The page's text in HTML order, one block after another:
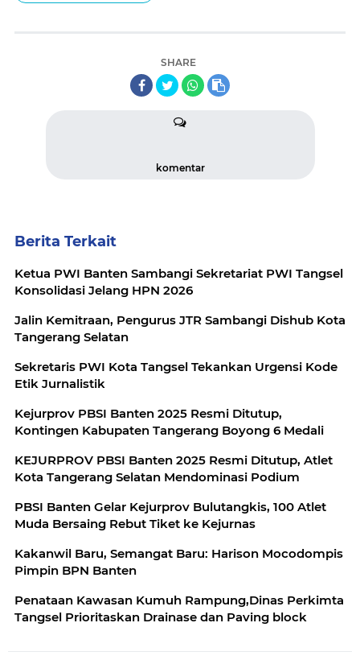
SHARE
komentar
Berita Terkait
Ketua PWI Banten Sambangi Sekretariat PWI Tangsel
Konsolidasi Jelang HPN 2026
Jalin Kemitraan, Pengurus JTR Sambangi Dishub Kota
Tangerang Selatan
Sekretaris PWI Kota Tangsel Tekankan Urgensi Kode
Etik Jurnalistik
Kejurprov PBSI Banten 2025 Resmi Ditutup,
Kontingen Kabupaten Tangerang Boyong 6 Medali
KEJURPROV PBSI Banten 2025 Resmi Ditutup, Atlet
Kota Tangerang Selatan Mendominasi Podium
PBSI Banten Gelar Kejurprov Bulutangkis, 100 Atlet
Muda Bersaing Rebut Tiket ke Kejurnas
Kakanwil Baru, Semangat Baru: Harison Mocodompis
Pimpin BPN Banten
Penataan Kawasan Kumuh Rampung,Dinas Perkimta
Tangsel Prioritaskan Drainase dan Paving block